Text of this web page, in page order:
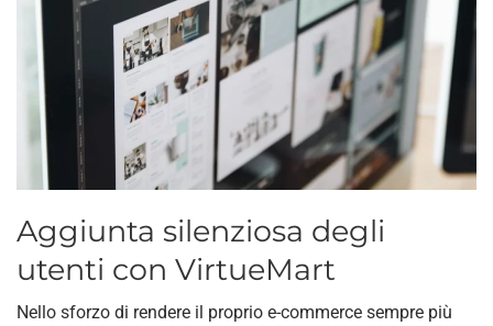
Aggiunta silenziosa degli
utenti con VirtueMart
Nello sforzo di rendere il proprio e-commerce sempre più